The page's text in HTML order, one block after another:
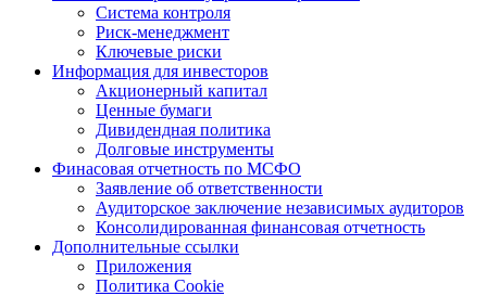
Система контроля
Риск-менеджмент
Ключевые риски
Информация для инвесторов
Акционерный капитал
Ценные бумаги
Дивидендная политика
Долговые инструменты
Финасовая отчетность по МСФО
Заявление об ответственности
Аудиторское заключение независимых аудиторов
Консолидированная финансовая отчетность
Дополнительные ссылки
Приложения
Политика Cookie